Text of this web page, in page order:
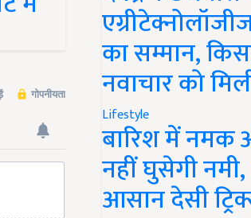
का सम्मान,
नवाचार को
Lifestyle
बारिश में नमक
नहीं घुसेगी
आसान देसी